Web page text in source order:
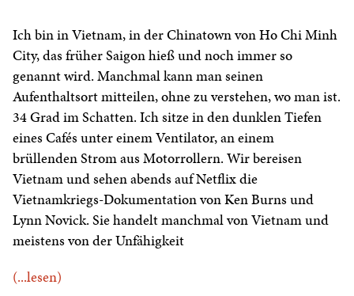
Ich bin in Vietnam, in der Chinatown von Ho Chi Minh
City, das früher Saigon hieß und noch immer so
genannt wird. Manchmal kann man seinen
Aufenthaltsort mitteilen, ohne zu verstehen, wo man ist.
34 Grad im Schatten. Ich sitze in den dunklen Tiefen
eines Cafés unter einem Ventilator, an einem
brüllenden Strom aus Motorrollern. Wir bereisen
Vietnam und sehen abends auf Netflix die
Vietnamkriegs-Dokumentation von Ken Burns und
Lynn Novick. Sie handelt manchmal von Vietnam und
meistens von der Unfähigkeit
(...lesen)